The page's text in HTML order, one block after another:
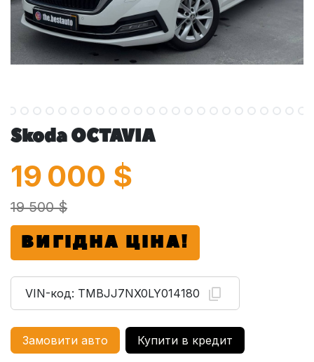
Skoda OCTAVIA
19 000 $
19 500 $
ВИГІДНА ЦІНА!
VIN-код: TMBJJ7NX0LY014180
Замовити авто Купити в кредит